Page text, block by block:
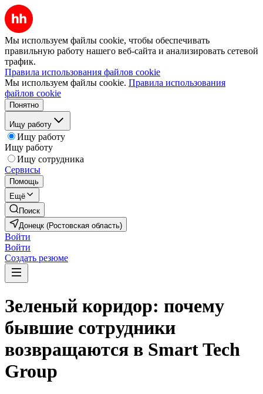
Мы используем файлы cookie, чтобы обеспечивать
правильную работу нашего веб-сайта и анализировать сетевой
трафик.
Правила использования файлов cookie
Мы используем файлы cookie. Правила использования
файлов cookie
Понятно
Ищу работу
Ищу работу
Ищу работу
Ищу сотрудника
Сервисы
Помощь
Ещё
Поиск
Донецк (Ростовская область)
Войти
Войти
Создать резюме
Зеленый коридор: почему
бывшие сотрудники
возвращаются в Smart Tech
Group